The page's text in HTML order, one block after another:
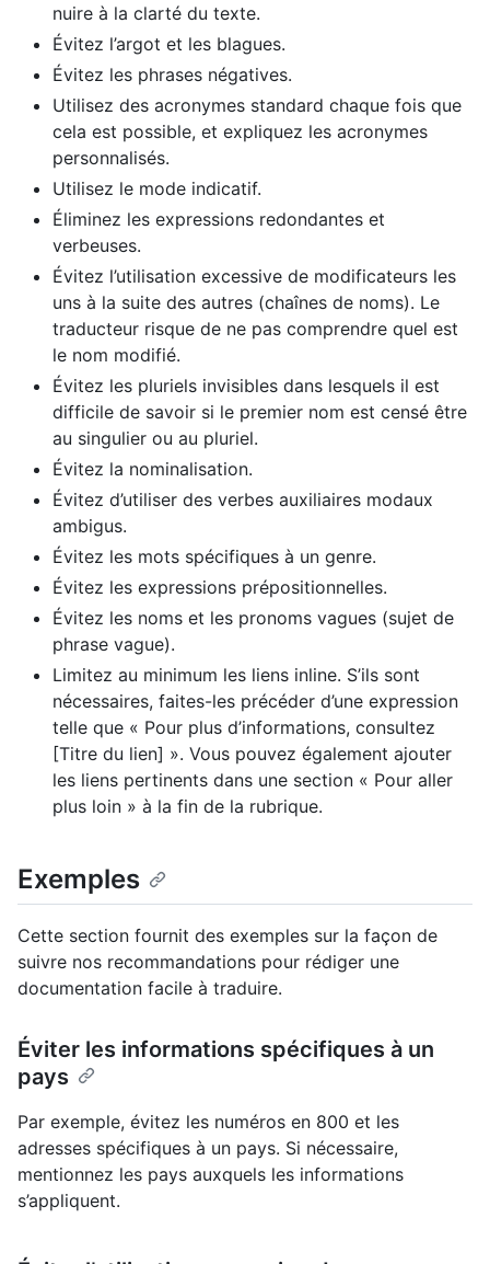
nuire à la clarté du texte.
Évitez l’argot et les blagues.
Évitez les phrases négatives.
Utilisez des acronymes standard chaque fois que
cela est possible, et expliquez les acronymes
personnalisés.
Utilisez le mode indicatif.
Éliminez les expressions redondantes et
verbeuses.
Évitez l’utilisation excessive de modificateurs les
uns à la suite des autres (chaînes de noms). Le
traducteur risque de ne pas comprendre quel est
le nom modifié.
Évitez les pluriels invisibles dans lesquels il est
difficile de savoir si le premier nom est censé être
au singulier ou au pluriel.
Évitez la nominalisation.
Évitez d’utiliser des verbes auxiliaires modaux
ambigus.
Évitez les mots spécifiques à un genre.
Évitez les expressions prépositionnelles.
Évitez les noms et les pronoms vagues (sujet de
phrase vague).
Limitez au minimum les liens inline. S’ils sont
nécessaires, faites-les précéder d’une expression
telle que « Pour plus d’informations, consultez
[Titre du lien] ». Vous pouvez également ajouter
les liens pertinents dans une section « Pour aller
plus loin » à la fin de la rubrique.
Exemples
Cette section fournit des exemples sur la façon de
suivre nos recommandations pour rédiger une
documentation facile à traduire.
Éviter les informations spécifiques à un
pays
Par exemple, évitez les numéros en 800 et les
adresses spécifiques à un pays. Si nécessaire,
mentionnez les pays auxquels les informations
s’appliquent.